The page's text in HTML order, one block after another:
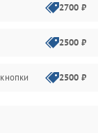
2700 ₽
2500 ₽
2500 ₽